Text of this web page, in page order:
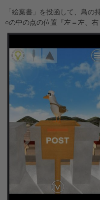
「絵葉書」を投函して、鳥の
○の中の点の位置『左＝左、右